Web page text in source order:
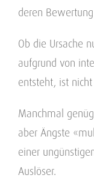
deren
Ob die Ursache
aufgrund von
entsteht, ist
Manchmal
aber Ängste
einer
Auslöser.